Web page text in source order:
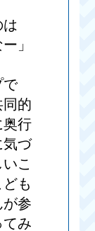
」
で
的
奥行
気づ
こ
も
参
み